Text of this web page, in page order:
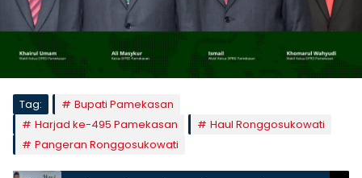
Tag:
Bupati Pamekasan
Harjad ke-495 Pamekasan
Haul Ronggosukowati
Pangeran Ronggosukowati